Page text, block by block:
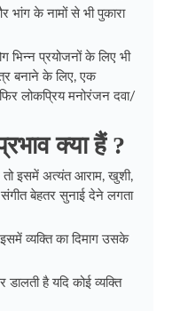
भांग के नामों से भी पुकारा
भिन्न प्रयोजनों के लिए भी
बनाने के लिए, एक
लोकप्रिय मनोरंजन दवा/
क्या हैं ?
तो इसमें अत्यंत आराम, खुशी,
बेहतर सुनाई देने लगता
व्यक्ति का दिमाग उसके
है यदि कोई व्यक्ति